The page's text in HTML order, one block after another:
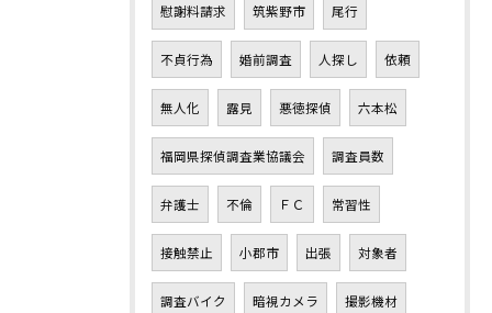
慰謝料請求 筑紫野市 尾行
不貞行為 婚前調査 人探し 依頼
無人化 露見 悪徳探偵 六本松
福岡県探偵調査業協議会 調査員数
弁護士 不倫 ＦＣ 常習性
接触禁止 小郡市 出張 対象者
調査バイク 暗視カメラ 撮影機材